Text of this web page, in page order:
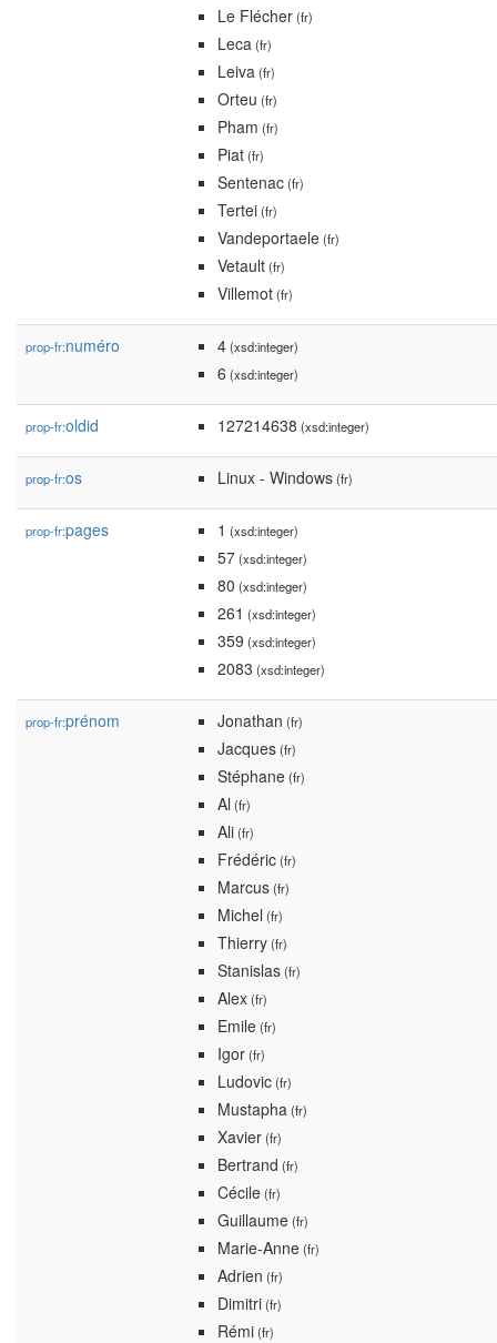
Le Flécher(fr)
Leca(fr)
Leiva(fr)
Orteu (fr)
Pham (fr)
Piat(fr)
Sentenac(fr)
Tertei(fr)
Vandeportaele(fr)
Vetault(fr)
Villemot(fr)
prop-fr:numéro 4(xsd:integer)
6 (xsd:integer)
prop-fr:oldid 127214638 (xsd:integer)
prop-fr:os Linux - Windows(fr)
prop-fr:pages 1 (xsd:integer)
57(xsd:integer)
80 (xsd:integer)
261 (xsd:integer)
359 (xsd:integer)
2083 (xsd:integer)
prop-fr:prénom Jonathan (fr)
Jacques(fr)
Stéphane(fr)
Al (fr)
Ali(fr)
Frédéric(fr)
Marcus(fr)
Michel (fr)
Thierry(fr)
Stanislas(fr)
Alex(fr)
Emile(fr)
Igor(fr)
Ludovic(fr)
Mustapha(fr)
Xavier(fr)
Bertrand (fr)
Cécile(fr)
Guillaume(fr)
Marie-Anne(fr)
Adrien (fr)
Dimitri(fr)
Rémi(fr)